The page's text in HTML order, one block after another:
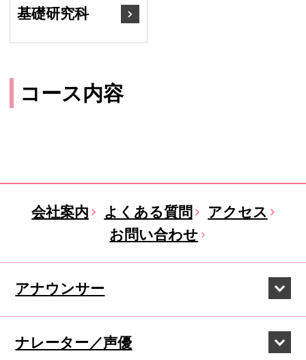
基礎研究科
コース内容
会社案内 よくある質問
アクセス
お問い合わせ
アナウンサー
ナレーター／声優